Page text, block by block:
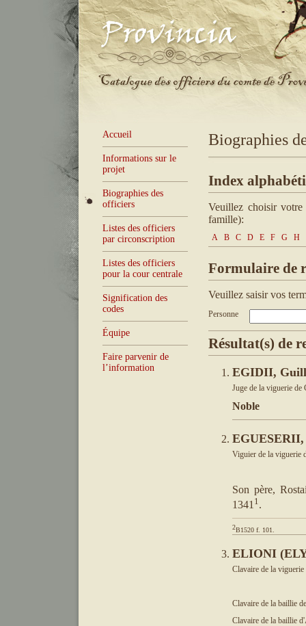
Accueil
Informations sur le
projet
Biographies des
officiers
Listes des officiers
par circonscription
Listes des officiers
pour la cour centrale
Signification des
codes
Équipe
Faire parvenir de
l’information
Biographies
Index
Veuillez choisir
famille):
A B C D E F G H
Formulaire de
Veuillez saisir vos
Personne
Résultat(s) de
EGIDII,
Juge de la viguerie de
Noble
Viguier de la viguerie
Son père,
1341 1.
2B1520 f. 101.
ELIONI
Clavaire de la viguerie
Clavaire de la baillie
Clavaire de la baillie